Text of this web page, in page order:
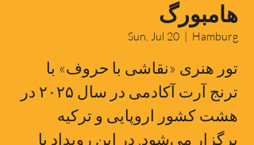
هامبورگ
Sun, Jul 20
  |
Hamburg
تور هنری «نقاشی با حروف» با
ترنج آرت آکادمی در سال ۲۰۲۵ در
هشت کشور اروپایی و ترکیه
برگزار می‌شود. در این رویداد با